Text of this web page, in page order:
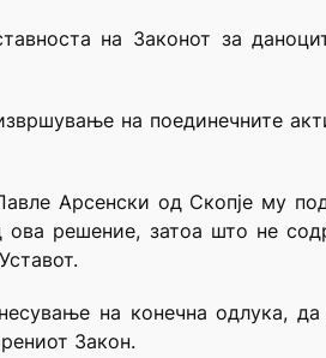
на Законот за
на поединечните
Арсенски од Скопје му
ова решение, затоа што не
на конечна одлука,
Закон.